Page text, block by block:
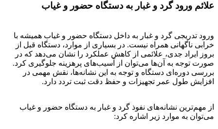
علائم ورود گرد و غبار به دستگاه حضور و غیاب
ورود تدریجی گرد و غبار به داخل دستگاه حضور و غیاب همیشه با
خرابی ناگهانی همراه نیست. در بسیاری از موارد، دستگاه قبل از
بروز ایراد جدی، علائمی از کاهش عملکرد را نشان می‌دهد که در
صورت توجه به آن‌ها می‌توان از آسیب‌های پرهزینه جلوگیری کرد.
بررسی دوره‌ای دستگاه و توجه به این نشانه‌ها، نقش مهمی در
افزایش طول عمر تجهیزات و حفظ دقت ثبت تردد دارد.
از مهم‌ترین نشانه‌های نفوذ گرد و غبار به دستگاه حضور و غیاب
می‌توان به موارد زیر اشاره کرد: